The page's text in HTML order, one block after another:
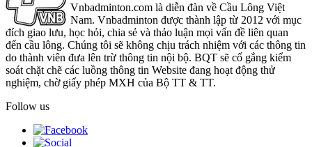
Vnbadminton.com là diễn đàn về Cầu Lông Việt
Nam. Vnbadminton được thành lập từ 2012 với mục
đích giao lưu, học hỏi, chia sẻ và thảo luận mọi vấn đề liên quan
đến cầu lông. Chúng tôi sẽ không chịu trách nhiệm với các thông tin
do thành viên đưa lên trừ thông tin nội bộ. BQT sẽ cố gắng kiểm
soát chặt chẽ các luồng thông tin Website đang hoạt động thử
nghiệm, chờ giấy phép MXH của Bộ TT & TT.
Follow us